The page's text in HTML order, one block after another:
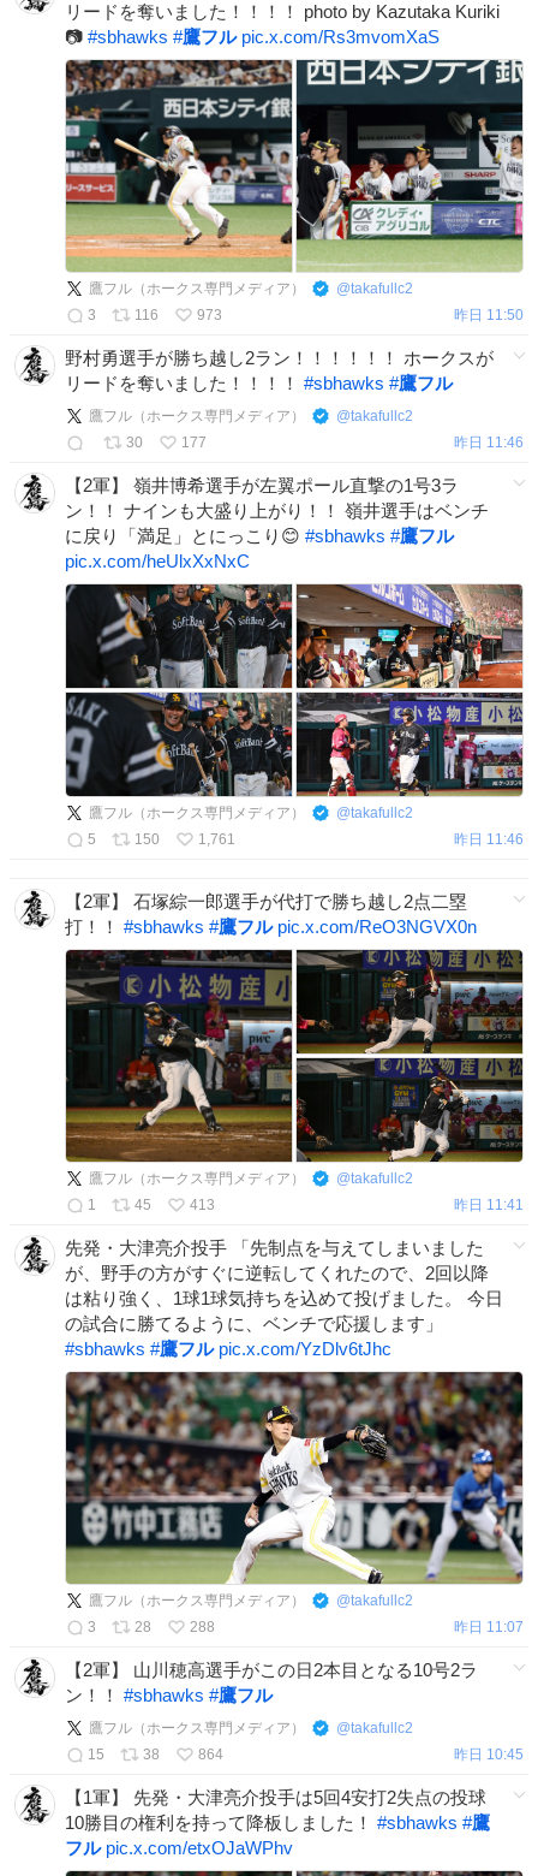
リードを奪いました！！！！ photo by Kazutaka Kuriki
📷 #sbhawks #鷹フル pic.x.com/Rs3mvomXaS
鷹フル（ホークス専門メディア） @takafullc2
3
116 973 昨日 11:50
野村勇選手が勝ち越し2ラン！！！！！！ ホークスが
リードを奪いました！！！！ #sbhawks #鷹フル
鷹フル（ホークス専門メディア） @takafullc2
30
177 昨日 11:46
【2軍】 嶺井博希選手が左翼ポール直撃の1号3ラ
ン！！ ナインも大盛り上がり！！ 嶺井選手はベンチ
に戻り「満足」とにっこり😊 #sbhawks #鷹フル
pic.x.com/heUlxXxNxC
鷹フル（ホークス専門メディア） @takafullc2
5
150 1,761 昨日 11:46
【2軍】 石塚綜一郎選手が代打で勝ち越し2点二塁
打！！ #sbhawks #鷹フル pic.x.com/ReO3NGVX0n
鷹フル（ホークス専門メディア） @takafullc2
1
45 413 昨日 11:41
先発・大津亮介投手 「先制点を与えてしまいました
が、野手の方がすぐに逆転してくれたので、2回以降
は粘り強く、1球1球気持ちを込めて投げました。 今日
の試合に勝てるように、ベンチで応援します」
#sbhawks #鷹フル pic.x.com/YzDlv6tJhc
鷹フル（ホークス専門メディア） @takafullc2
3
28 288 昨日 11:07
【2軍】 山川穂高選手がこの日2本目となる10号2ラ
ン！！ #sbhawks #鷹フル
鷹フル（ホークス専門メディア） @takafullc2
15
38 864 昨日 10:45
【1軍】 先発・大津亮介投手は5回4安打2失点の投球
10勝目の権利を持って降板しました！ #sbhawks #鷹
フル pic.x.com/etxOJaWPhv